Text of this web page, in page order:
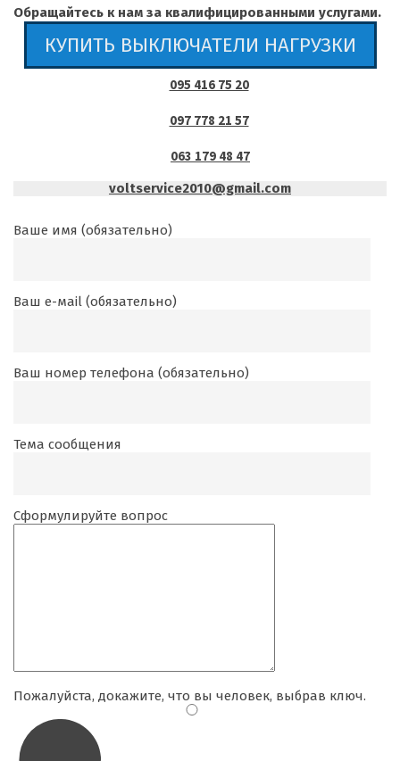
Обращайтесь к нам за квалифицированными услугами.
КУПИТЬ ВЫКЛЮЧАТЕЛИ НАГРУЗКИ
095 416 75 20
097 778 21 57
063 179 48 47
voltservice2010@gmail.com
Ваше имя (обязательно)
Ваш е-маil (обязательно)
Ваш номер телефона (обязательно)
Тема сообщения
Сформулируйте вопрос
Пожалуйста, докажите, что вы человек, выбрав ключ.